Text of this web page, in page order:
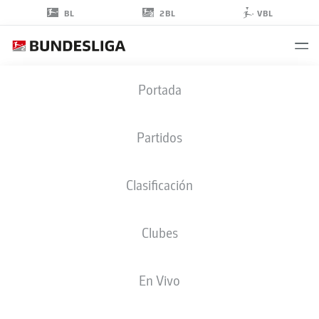
BL 2BL VBL
Portada
Partidos
Clasificación
Clubes
En Vivo